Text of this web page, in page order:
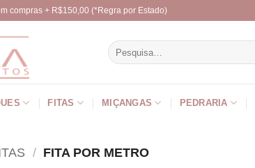
compras + R$150,00 (*Regra por Estado)
Pesquisar
por:
FITAS MIÇANGAS PEDRARIA
/ FITA POR METRO